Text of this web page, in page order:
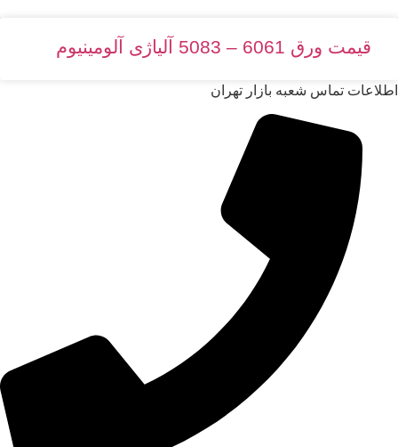
قیمت ورق 6061 – 5083 آلیاژی آلومینیوم
اطلاعات تماس شعبه بازار تهران